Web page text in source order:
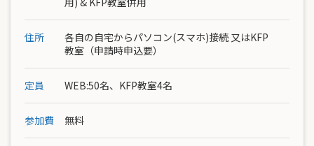
住所
各自の自宅からパソコン(スマホ)接続 又はKFP
教室（申請時申込要）
定員 WEB:50名、KFP教室4名
参加費 無料